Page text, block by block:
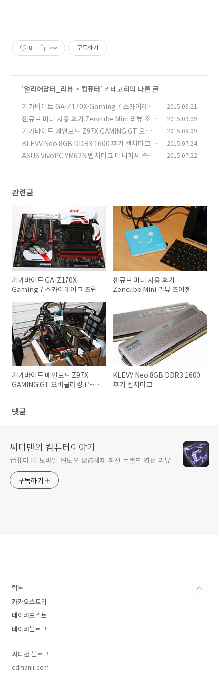
8 구독하기
'얼리어답터_리뷰 > 컴퓨터' 카테고리의 다른 글
기가바이트 GA-Z170X-Gaming 7 스카이레이
크 조립
(27)
2015.09.21
젠큐브 미니 사용 후기 Zencube Mini 리뷰 조이
젠
(1)
2015.09.09
기가바이트 메인보드 Z97X GAMING GT 오버클
러킹 i7-4770K
(2)
2015.08.09
KLEVV Neo 8GB DDR3 1600 후기 벤치마크
(0)
2015.07.24
ASUS VivoPC VM62N 벤치마크 미니피씨 속도 2015.07.22
관련글
기가바이트 GA-Z170X-
Gaming 7 스카이레이크 조립
젠큐브 미니 사용 후기
Zencube Mini 리뷰 조이젠
기가바이트 메인보드 Z97X
GAMING GT 오버클러킹 i7-
KLEVV Neo 8GB DDR3 1600
후기 벤치마크
댓글
씨디맨의 컴퓨터이야기
컴퓨터 IT 모바일 윈도우 운영체제 최신 트랜드 영상 리뷰
구독하기
틱톡
카카오스토리
네이버포스트
네이버블로그
씨디맨 블로그
cdmanii.com